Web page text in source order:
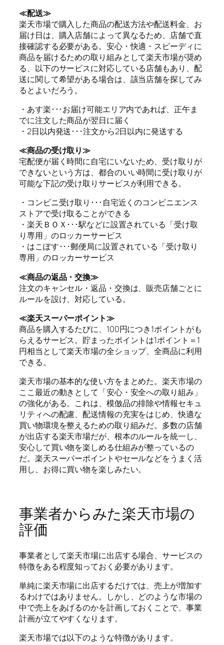
≪配送≫
楽天市場で購入した商品の配送方法や配送料金、お
届け日は、購入店舗によって異なるため、店舗で直
接確認する必要がある。安心・快適・スピーディに
商品を届けるための取り組みとして楽天市場が奨め
る、以下のサービスに対応している店舗もあり、配
送に関して希望がある場合は、該当店舗を探してみ
るとよいだろう。
・あす楽･･･お届け可能エリア内であれば、正午ま
でに注文した商品が翌日に届く
・2日以内発送･･･注文から2日以内に発送する
≪商品の受け取り≫
宅配便が届く時間に自宅にいないため、受け取りが
できないという方は、都合のいい時間に受け取りが
可能な下記の受け取りサービスが利用できる。
・コンビニ受け取り･･･自宅近くのコンビニエンス
ストアで受け取ることができる
・楽天ＢＯＸ･･･駅などに設置されている「受け取
り専用」のロッカーサービス
・はこぽす･･･郵便局に設置されている「受け取り
専用」のロッカーサービス
≪商品の返品・交換≫
注文のキャンセル・返品・交換は、販売店舗ごとに
ルールを設け、対応している。
≪楽天スーパーポイント≫
商品を購入するたびに、100円につき1ポイントがも
らえるサービス。貯まったポイントは1ポイント＝1
円相当として楽天市場の全ショップ、全商品に利用
できる。
楽天市場の基本的な使い方をまとめた。楽天市場の
ここ最近の動きとして「安心・安全への取り組み」
の強化がある。これは、模倣品の排除や情報セキュ
リティへの配慮、配送情報の充実をはじめ、快適な
買い物環境を整えるための取り組みだ。多数の店舗
が出店する楽天市場だが、根本のルールを統一し、
安心して買い物を楽しめる仕組みが整っているの
だ。楽天スーパーポイントやセールなどをうまく活
用し、お得に買い物を楽しみたい。
事業者からみた楽天市場の
評価
事業者として楽天市場に出店する場合、サービスの
特徴をある程度知っておく必要があります。
単純に楽天市場に出店するだけでは、売上が増加す
るわけではありません。しかし、どのような市場の
中で売上をあげるのかを計画しておくことで、事業
計画が立てやすくなります。
楽天市場では以下のような特徴があります。